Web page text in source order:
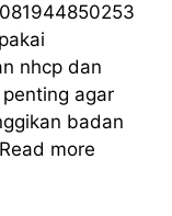
nhcp dan
agar
badan
Read more